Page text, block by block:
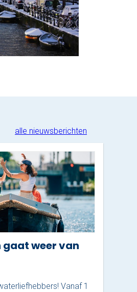
alle nieuwsberichten
gaat weer van
Vanaf 1